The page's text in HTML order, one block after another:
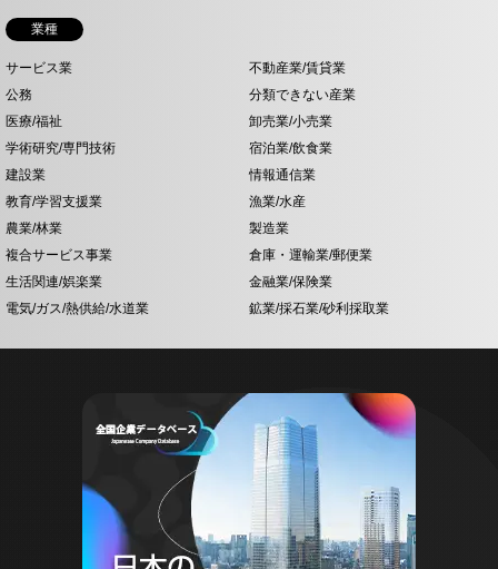
業種
サービス業
不動産業/賃貸業
公務
分類できない産業
医療/福祉
卸売業/小売業
学術研究/専門技術
宿泊業/飲食業
建設業
情報通信業
教育/学習支援業
漁業/水産
農業/林業
製造業
複合サービス事業
倉庫・運輸業/郵便業
生活関連/娯楽業
金融業/保険業
電気/ガス/熱供給/水道業
鉱業/採石業/砂利採取業